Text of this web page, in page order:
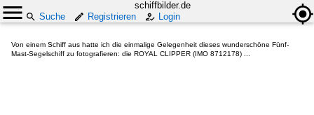
schiffbilder.de
Suche
Registrieren Login
Von einem Schiff aus hatte ich die einmalige Gelegenheit dieses wunderschöne Fünf-
Mast-Segelschiff zu fotografieren: die ROYAL CLIPPER (IMO 8712178) ...